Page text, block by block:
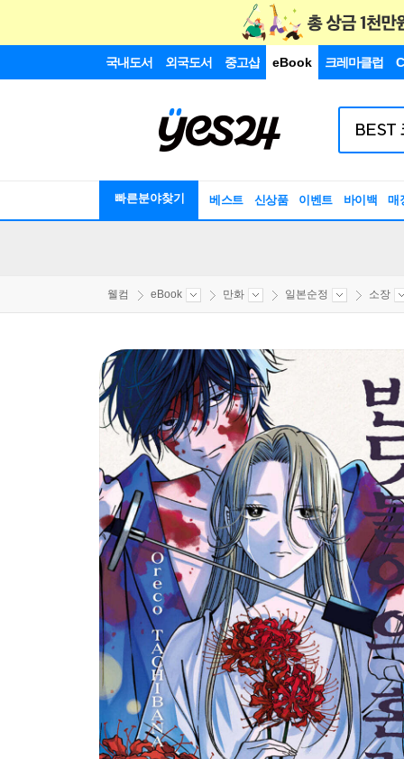
국내도서 외국도서 중고샵 eBook 크레마클럽
빠른분야찾기 베스트 신상품 이벤트 바이백 매
웰컴 eBook 만화 일본순정 소장